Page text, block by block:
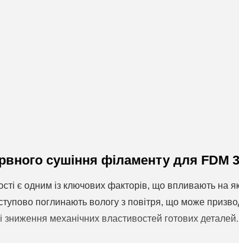
сушіння філаменту для FDM
є одним із ключових факторів, що впливають на
поглинають вологу з повітря, що може
зниження механічних властивостей готових деталей.